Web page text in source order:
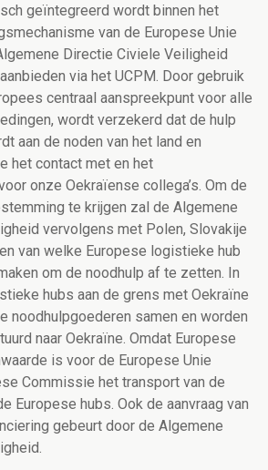
geïntegreerd wordt binnen het
van de Europese Unie
Directie Civiele Veiligheid
via het UCPM. Door gebruik
centraal aanspreekpunt voor alle
wordt verzekerd dat de hulp
aan de noden van het land en
het contact met en het
onze Oekraïense collega’s. Om de
te krijgen zal de Algemene
vervolgens met Polen, Slovakije
van welke Europese logistieke hub
om de noodhulp af te zetten. In
hubs aan de grens met Oekraïne
noodhulpgoederen samen en worden
naar Oekraïne. Omdat Europese
is voor de Europese Unie
Commissie het transport van de
Europese hubs. Ook de aanvraag van
gebeurt door de Algemene